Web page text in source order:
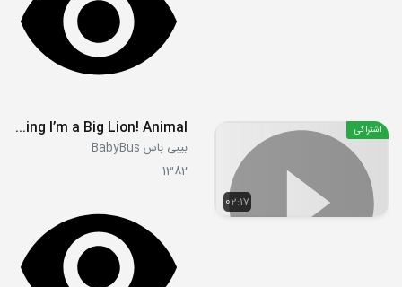
02:17
اشتراکی Forest King I’m a Big Lion! Animal
بیبی باس BabyBus
1382